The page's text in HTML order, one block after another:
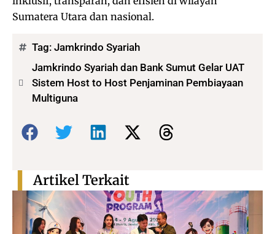
Sumatera Utara dan nasional.
Tag: Jamkrindo Syariah
Jamkrindo Syariah dan Bank Sumut Gelar UAT
Sistem Host to Host Penjaminan Pembiayaan
Multiguna
Bagikan:
Artikel Terkait